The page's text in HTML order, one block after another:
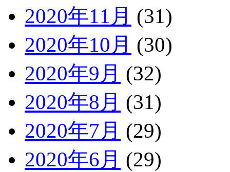
2020年11月 (31)
2020年10月 (30)
2020年9月 (32)
2020年8月 (31)
2020年7月 (29)
2020年6月 (29)